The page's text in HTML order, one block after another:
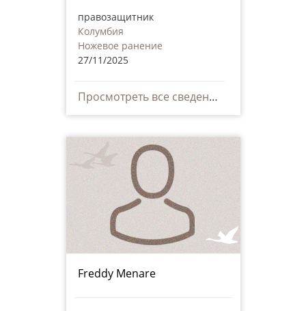
правозащитник
Колумбия
Ножевое ранение
27/11/2025
Просмотреть все сведения
Freddy Menare